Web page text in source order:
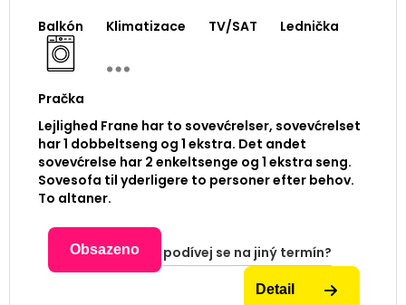
Balkón Klimatizace TV/SAT Lednička
Pračka
Lejlighed Frane har to sovevćrelser, sovevćrelset
har 1 dobbeltseng og 1 ekstra. Det andet
sovevćrelse har 2 enkeltsenge og 1 ekstra seng.
Sovesofa til yderligere to personer efter behov.
To altaner.
Obsazeno podívej se na jiný termín?
Detail